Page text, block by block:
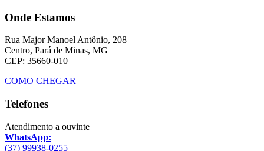
Onde Estamos
Rua Major Manoel Antônio, 208
Centro, Pará de Minas, MG
CEP: 35660-010
COMO CHEGAR
Telefones
Atendimento a ouvinte
WhatsApp:
(37) 99938-0255